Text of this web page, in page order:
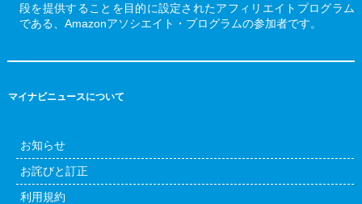
段を提供することを目的に設定されたアフィリエイトプログラム
である、Amazonアソシエイト・プログラムの参加者です。
マイナビニュースについて
お知らせ
お詫びと訂正
利用規約